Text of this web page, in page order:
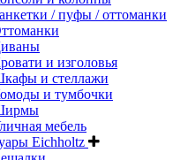
/ пуфы / оттоманки
и изголовья
и стеллажи
и тумбочки
мебель
Eichholtz